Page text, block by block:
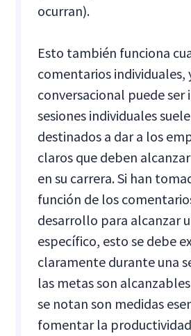
ocurran).
Esto también funciona
comentarios individuales,
conversacional puede ser
sesiones individuales
destinados a dar a los
claros que deben
en su carrera. Si han
función de los
desarrollo para alcanzar
específico, esto se debe
claramente durante una
las metas son
se notan son medidas
fomentar la